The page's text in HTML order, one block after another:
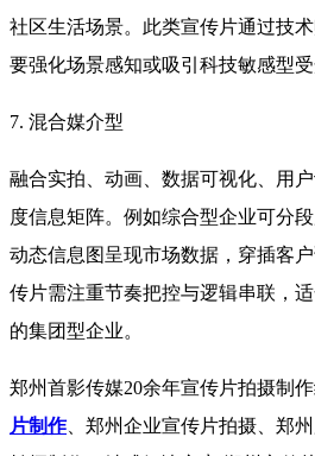
社区生活场景。此类宣传片通过技
要强化场景感知或吸引科技敏感型受
7. 混合媒介型
融合实拍、动画、数据可视化、用
度信息矩阵。例如综合型企业可分
动态信息图呈现市场数据，穿插客
传片需注重节奏把控与逻辑串联，
的集团型企业。
郑州首影传媒20余年宣传片拍摄制
片制作、郑州企业宣传片拍摄、郑